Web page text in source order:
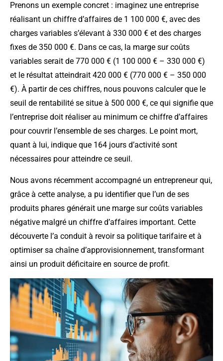
Prenons un exemple concret : imaginez une entreprise
réalisant un chiffre d’affaires de 1 100 000 €, avec des
charges variables s’élevant à 330 000 € et des charges
fixes de 350 000 €. Dans ce cas, la marge sur coûts
variables serait de 770 000 € (1 100 000 € – 330 000 €)
et le résultat atteindrait 420 000 € (770 000 € – 350 000
€). À partir de ces chiffres, nous pouvons calculer que le
seuil de rentabilité se situe à 500 000 €, ce qui signifie que
l’entreprise doit réaliser au minimum ce chiffre d’affaires
pour couvrir l’ensemble de ses charges. Le point mort,
quant à lui, indique que 164 jours d’activité sont
nécessaires pour atteindre ce seuil.
Nous avons récemment accompagné un entrepreneur qui,
grâce à cette analyse, a pu identifier que l’un de ses
produits phares générait une marge sur coûts variables
négative malgré un chiffre d’affaires important. Cette
découverte l’a conduit à revoir sa politique tarifaire et à
optimiser sa chaîne d’approvisionnement, transformant
ainsi un produit déficitaire en source de profit.